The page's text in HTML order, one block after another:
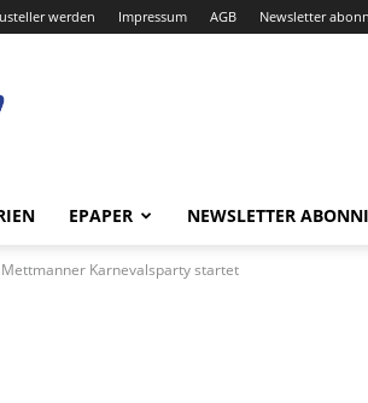
werden Impressum AGB Newsletter
EPAPER NEWSLETTER
Karnevalsparty startet